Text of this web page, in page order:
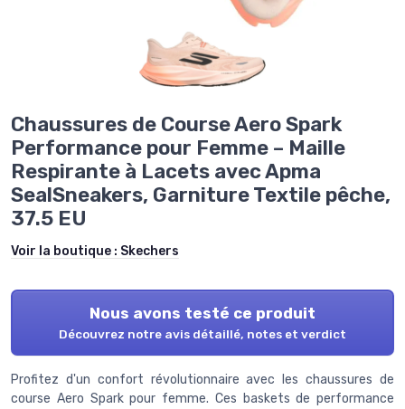
Chaussures de Course Aero Spark
Performance pour Femme – Maille
Respirante à Lacets avec Apma
SealSneakers, Garniture Textile pêche,
37.5 EU
Voir la boutique : Skechers
Nous avons testé ce produit
Découvrez notre avis détaillé, notes et verdict
Profitez d'un confort révolutionnaire avec les chaussures de
course Aero Spark pour femme. Ces baskets de performance